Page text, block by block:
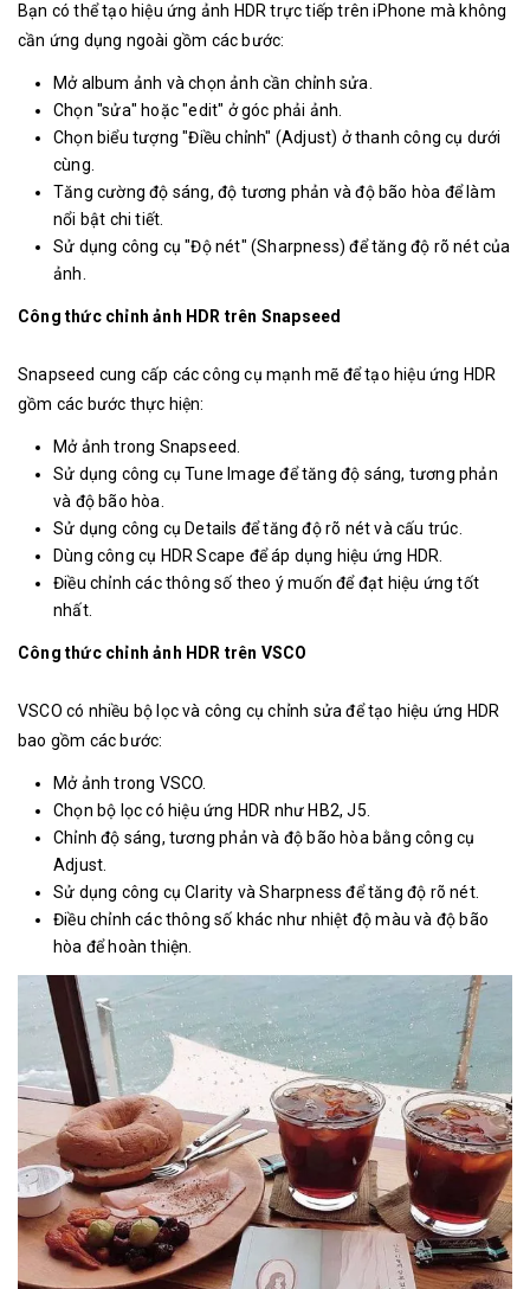
Bạn có thể tạo hiệu ứng ảnh HDR trực tiếp trên iPhone mà không
cần ứng dụng ngoài gồm các bước:
Mở album ảnh và chọn ảnh cần chỉnh sửa.
Chọn "sửa" hoặc "edit" ở góc phải ảnh.
Chọn biểu tượng "Điều chỉnh" (Adjust) ở thanh công cụ dưới
cùng.
Tăng cường độ sáng, độ tương phản và độ bão hòa để làm
nổi bật chi tiết.
Sử dụng công cụ "Độ nét" (Sharpness) để tăng độ rõ nét của
ảnh.
Công thức chỉnh ảnh HDR trên Snapseed
Snapseed cung cấp các công cụ mạnh mẽ để tạo hiệu ứng HDR
gồm các bước thực hiện:
Mở ảnh trong Snapseed.
Sử dụng công cụ Tune Image để tăng độ sáng, tương phản
và độ bão hòa.
Sử dụng công cụ Details để tăng độ rõ nét và cấu trúc.
Dùng công cụ HDR Scape để áp dụng hiệu ứng HDR.
Điều chỉnh các thông số theo ý muốn để đạt hiệu ứng tốt
nhất.
Công thức chỉnh ảnh HDR trên VSCO
VSCO có nhiều bộ lọc và công cụ chỉnh sửa để tạo hiệu ứng HDR
bao gồm các bước:
Mở ảnh trong VSCO.
Chọn bộ lọc có hiệu ứng HDR như HB2, J5.
Chỉnh độ sáng, tương phản và độ bão hòa bằng công cụ
Adjust.
Sử dụng công cụ Clarity và Sharpness để tăng độ rõ nét.
Điều chỉnh các thông số khác như nhiệt độ màu và độ bão
hòa để hoàn thiện.